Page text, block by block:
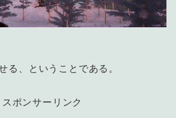
る、ということである。
スポンサーリンク